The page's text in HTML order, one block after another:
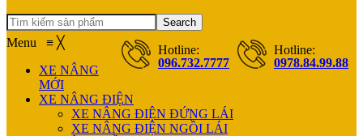
Search
Hotline:
096.732.7777
Hotline:
0978.84.99.88
Menu ≡ ╳
XE NÂNG
MỚI
XE NÂNG ĐIỆN
XE NÂNG ĐIỆN ĐỨNG LÁI
XE NÂNG ĐIỆN NGỒI LÁI